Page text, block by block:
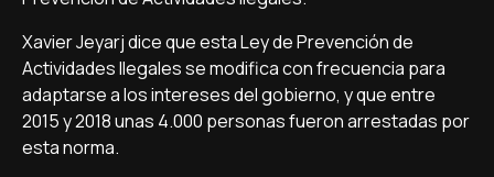
Xavier Jeyarj dice que esta Ley de Prevención de
Actividades Ilegales se modifica con frecuencia para
adaptarse a los intereses del gobierno, y que entre
2015 y 2018 unas 4.000 personas fueron arrestadas por
esta norma.